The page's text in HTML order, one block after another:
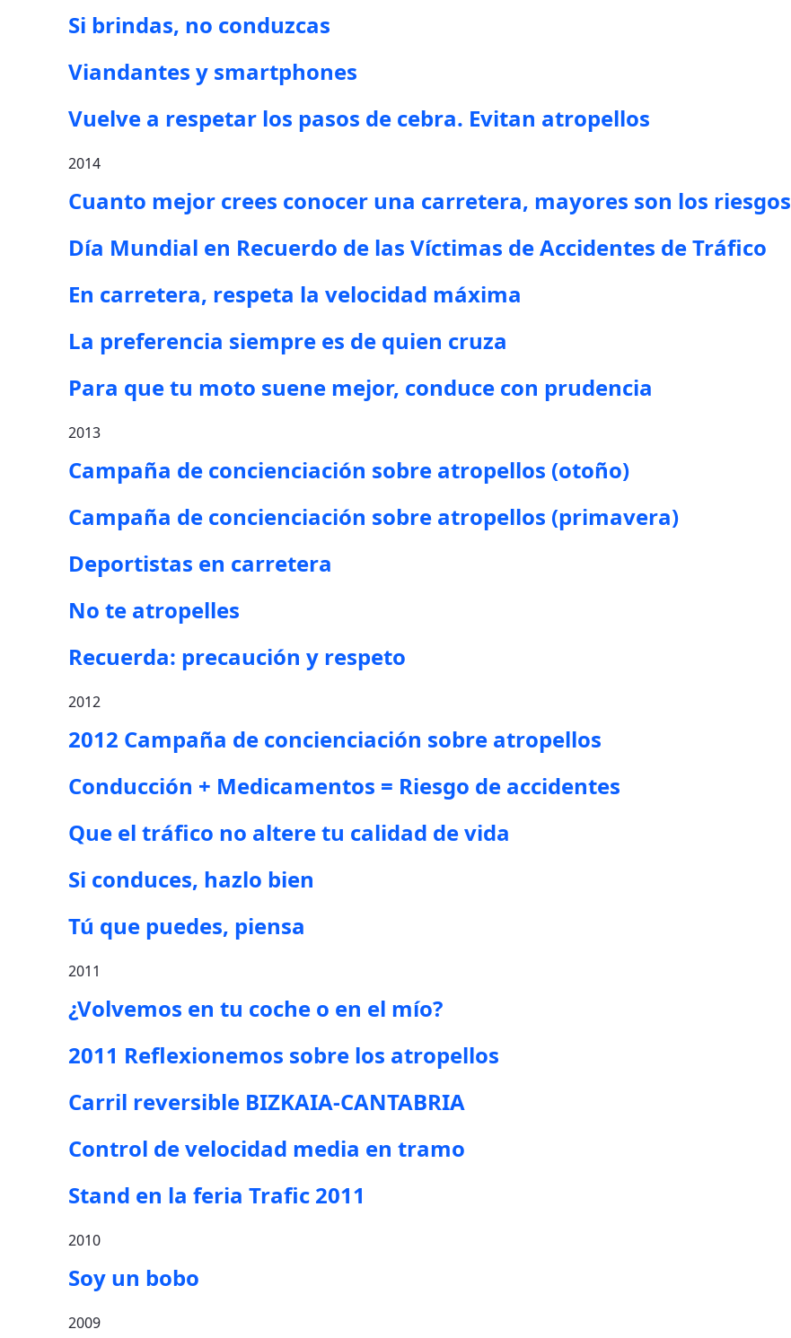
Si brindas, no conduzcas
Viandantes y smartphones
Vuelve a respetar los pasos de cebra. Evitan atropellos
2014
Cuanto mejor crees conocer una carretera, mayores son los riesgos
Día Mundial en Recuerdo de las Víctimas de Accidentes de Tráfico
En carretera, respeta la velocidad máxima
La preferencia siempre es de quien cruza
Para que tu moto suene mejor, conduce con prudencia
2013
Campaña de concienciación sobre atropellos (otoño)
Campaña de concienciación sobre atropellos (primavera)
Deportistas en carretera
No te atropelles
Recuerda: precaución y respeto
2012
2012 Campaña de concienciación sobre atropellos
Conducción + Medicamentos = Riesgo de accidentes
Que el tráfico no altere tu calidad de vida
Si conduces, hazlo bien
Tú que puedes, piensa
2011
¿Volvemos en tu coche o en el mío?
2011 Reflexionemos sobre los atropellos
Carril reversible BIZKAIA-CANTABRIA
Control de velocidad media en tramo
Stand en la feria Trafic 2011
2010
Soy un bobo
2009